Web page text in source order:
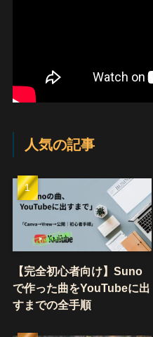
人気の記事
【完全初心者向け】Suno
で作った曲をYouTubeに出
すまでの全手順